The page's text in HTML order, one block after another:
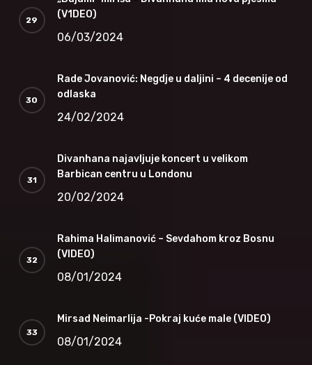
(V1DEO)
06/03/2024
Rade Jovanović: Negdje u daljini – 4 decenije od
odlaska
24/02/2024
Divanhana najavljuje koncert u velikom
Barbican centru u Londonu
20/02/2024
Rahima Halimanović – Sevdahom kroz Bosnu
(VIDEO)
08/01/2024
Mirsad Neimarlija -Pokraj kuće male (VIDEO)
08/01/2024